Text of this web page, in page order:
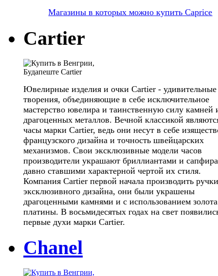
Магазины в которых можно купить Caprice
Cartier
Ювелирные изделия и очки Cartier - удивительные
творения, объединяющие в себе исключительное
мастерство ювелира и таинственную силу камней
драгоценных металлов. Вечной классикой
часы марки Cartier, ведь они несут в себе
французского дизайна и точность швейцарских
механизмов. Свои эксклюзивные модели часов
производители украшают бриллиантами и
давно ставшими характерной чертой их стиля.
Компания Cartier первой начала производить
эксклюзивного дизайна, они были украшены
драгоценными камнями и с использованием
платины. В восьмидесятых годах на свет
первые духи марки Cartier.
Chanel